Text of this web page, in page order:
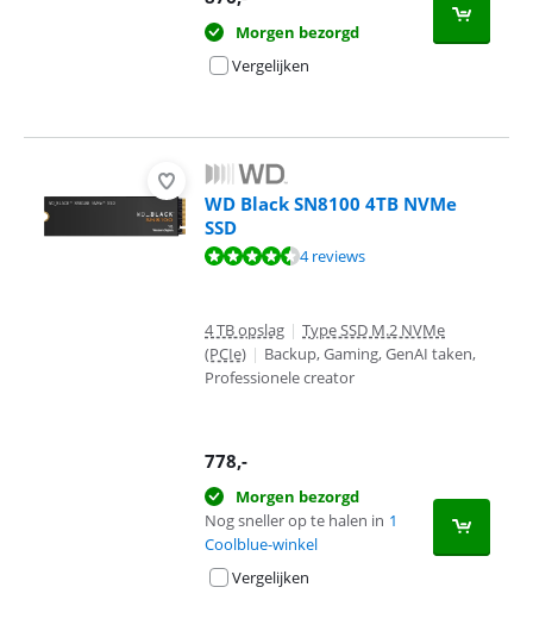
Morgen bezorgd
Vergelijken
WD Black SN8100 4TB NVMe
SSD
Beoordeling is 9,4 van de 10, gebaseerd op 4 reviews.
4 reviews
4 TB opslag | Type SSD M.2 NVMe
(PCIe) | Backup, Gaming, GenAI taken,
Professionele creator
778,-
Morgen bezorgd
Nog sneller op te halen in 1
Coolblue-winkel
Vergelijken